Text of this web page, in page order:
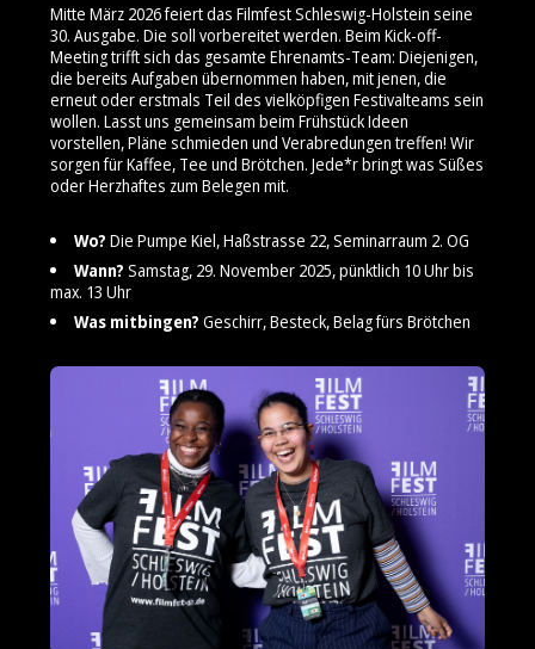
Mitte März 2026 feiert das Filmfest Schleswig-Holstein seine
30. Ausgabe. Die soll vorbereitet werden. Beim Kick-off-
Meeting trifft sich das gesamte Ehrenamts-Team: Diejenigen,
die bereits Aufgaben übernommen haben, mit jenen, die
erneut oder erstmals Teil des vielköpfigen Festivalteams sein
wollen. Lasst uns gemeinsam beim Frühstück Ideen
vorstellen, Pläne schmieden und Verabredungen treffen! Wir
sorgen für Kaffee, Tee und Brötchen. Jede*r bringt was Süßes
oder Herzhaftes zum Belegen mit.
Wo? Die Pumpe Kiel, Haßstrasse 22, Seminarraum 2. OG
Wann? Samstag, 29. November 2025, pünktlich 10 Uhr bis
max. 13 Uhr
Was mitbingen? Geschirr, Besteck, Belag fürs Brötchen